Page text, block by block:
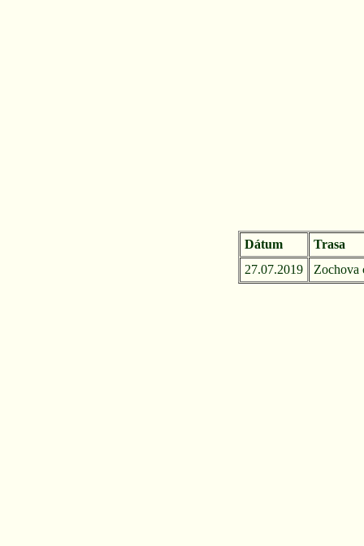
Dátum
Trasa
27.07.2019
Zochova